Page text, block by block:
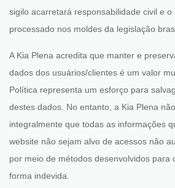
sigilo acarretará responsabilidade civil e o
processado nos moldes da legislação
A Kia Plena acredita que manter e
dados dos usuários/clientes é um valor
Política representa um esforço para
destes dados. No entanto, a Kia Plena
integralmente que todas as informações
website não sejam alvo de acessos não
por meio de métodos desenvolvidos para
forma indevida.